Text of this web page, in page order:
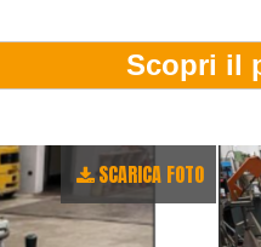
SCARICA FOTO